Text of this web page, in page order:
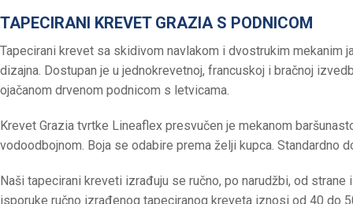
TAPECIRANI KREVET GRAZIA S PODNICOM
Tapecirani krevet sa skidivom navlakom i dvostrukim
dizajna. Dostupan je u jednokrevetnoj, francuskoj i bračnoj
ojačanom drvenom podnicom s letvicama.
Krevet Grazia tvrtke Lineaflex presvučen je mekanom
vodoodbojnom. Boja se odabire prema želji kupca. Standardno
Naši tapecirani kreveti izrađuju se ručno, po narudžbi, od
isporuke ručno izrađenog tapeciranog kreveta iznosi od 40 do